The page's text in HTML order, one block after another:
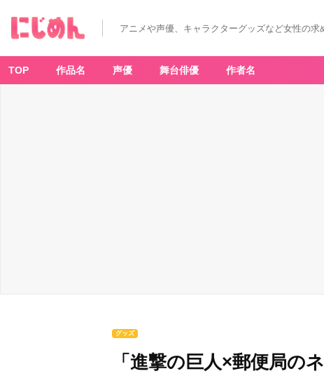
アニメや声優、キャラクターグッズなど女性の求
TOP 作品名 声優 舞台俳優 作者名
グッズ
「進撃の巨人×郵便局の